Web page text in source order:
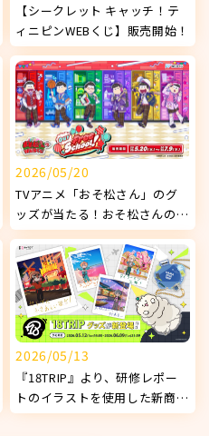
【シークレット キャッチ！テ
ィニピンWEBくじ】販売開始！
2026/05/20
TVアニメ「おそ松さん」のグ
ッズが当たる！おそ松さんの
WEBくじ 第29弾 『Our Free
School!』販売開始！
2026/05/13
『18TRIP』より、研修レポー
トのイラストを使用した新商品
が発売決定！